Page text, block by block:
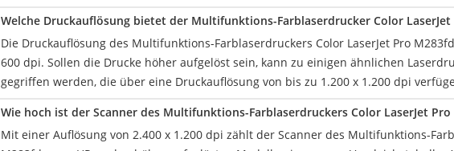
Welche Druckauflösung bietet der Multifunktions-Farblaserdrucker Color LaserJet
Die Druckauflösung des Multifunktions-Farblaserdruckers Color LaserJet Pro
600 dpi. Sollen die Drucke höher aufgelöst sein, kann zu einigen ähnlichen
gegriffen werden, die über eine Druckauflösung von bis zu 1.200 x 1.200 dpi
Wie hoch ist der Scanner des Multifunktions-Farblaserdruckers Color LaserJet
Mit einer Auflösung von 2.400 x 1.200 dpi zählt der Scanner des Multifunktions-